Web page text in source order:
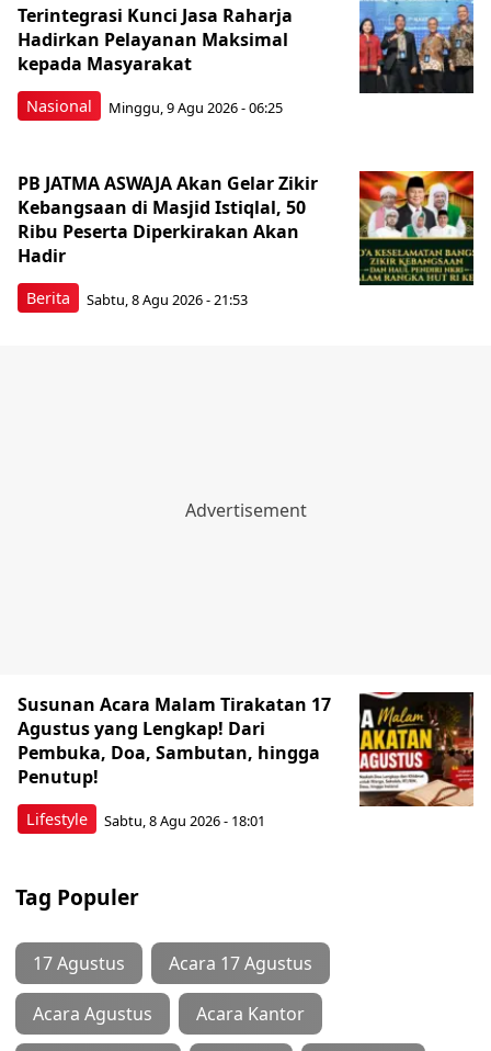
Nasional
Terintegrasi Kunci Jasa Raharja
Hadirkan Pelayanan Maksimal
kepada Masyarakat
Minggu, 9 Agu 2026 - 06:25
Berita
PB JATMA ASWAJA Akan Gelar Zikir
Kebangsaan di Masjid Istiqlal, 50
Ribu Peserta Diperkirakan Akan
Hadir
Sabtu, 8 Agu 2026 - 21:53
Lifestyle
Susunan Acara Malam Tirakatan 17
Agustus yang Lengkap! Dari
Pembuka, Doa, Sambutan, hingga
Penutup!
Sabtu, 8 Agu 2026 - 18:01
Tag Populer
17 Agustus Acara 17 Agustus
Acara Agustus Acara Kantor